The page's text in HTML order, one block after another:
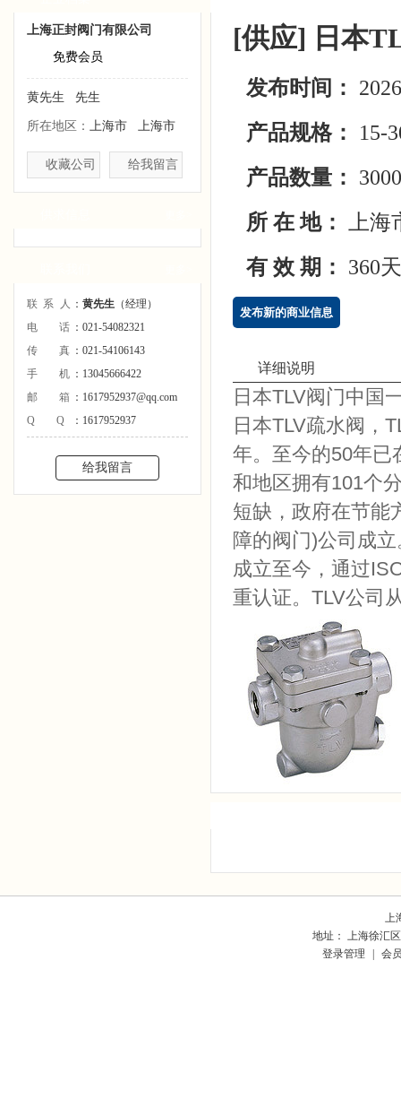
上海正封阀门有限公司
免费会员
黄先生 先生
所在地区： 上海市 上海市
收藏公司 给我留言
联系人： 黄先生 （经理）
电话：021-54082321
传真：021-54106143
手机：13045666422
邮箱：1617952937@qq.com
QQ：1617952937
给我留言
[供应] 日本
发布时间：
产品规格：
15-
产品数量：
3000
所 在 地：
上
有 效 期：
360天
发布新的商业信息
详细说明
日本TLV阀门中国
日本TLV疏水阀，
年。至今的50年已
和地区拥有101个
短缺，政府在节能
障的阀门)公司成立
成立至今， 通过
重认证。 TLV公司
上
地址： 上海徐汇
登录管理
会